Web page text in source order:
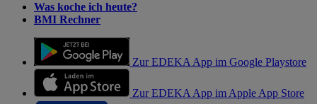
Was koche ich heute?
BMI Rechner
Zur EDEKA App im Google Playstore
Zur EDEKA App im Apple App Store